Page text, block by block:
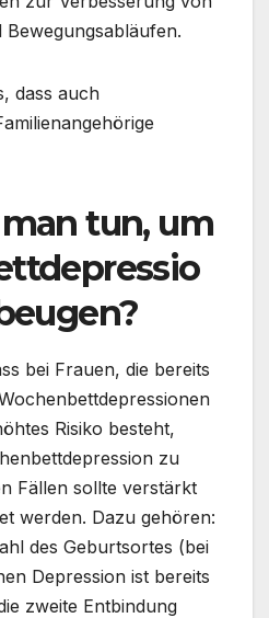
dass auch
tun, um
bei Frauen, die bereits
Risiko besteht,
zu
Fällen sollte verstärkt
werden. Dazu gehören:
des Geburtsortes (bei
Depression ist bereits
zweite Entbindung